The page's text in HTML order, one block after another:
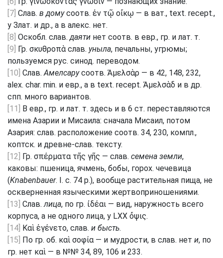
[7] Слав. в домусоотв. ἐν τῷ οἴκῳ — в ват., text. recept.,
у Злат. и др., а в алекс. нет.
[8] Оскобл. слав.даяти нет соотв. в евр., гр. и лат. т.
[9] Гр. σκυθροπὰ слав. уныла, печальны, угрюмы;
пользуемся рус. синод. переводом.
[10] Слав.Амелсарусоотв. Ἀμελσὰρ — в 42, 148, 232,
alex. char. min. и евр., а в text. recept. Ἀμελσὰδ и в др.
спп. много вариантов.
[11]
В евр., гр. и лат. т. здесь и в 6 ст. переставляются
имена Азарии и Мисаила: сначала Мисаил, потом
Азария: слав. расположение соотв. 34, 230, компл.,
коптск. и древне-слав. тексту.
[12] Гр. σπέρματα τῆς γῆς — слав. семена земли,
каковы: пшеница, ячмень, бобы, горох. чечевица
(Knabenbauer. I. с. 74 р.), вообще растительная пища, не
оскверненная языческими жертвоприношениями.
[13] Слав.лица, по гр. ἰδέαι — вид, наружность всего
корпуса, а не одного лица, у LXX ὄψις.
[14] Καὶ ἐγένετο, слав. и бысть.
[15] По гр. об. καὶ σοφία — и мудрости, в слав. нет и, по
гр. нет καὶ — в №№ 34, 89, 106 и 233.